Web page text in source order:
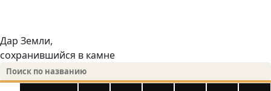
Дар Земли,
сохранившийся в камне